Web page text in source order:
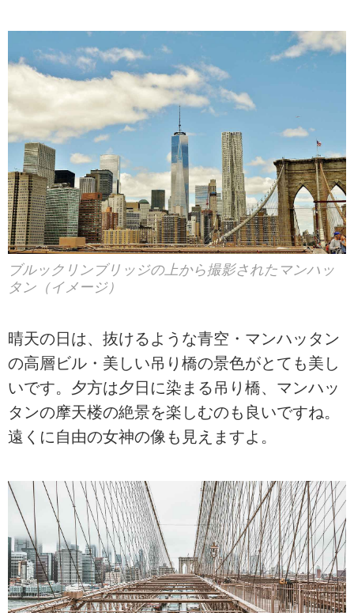
ブルックリンブリッジの上から撮影されたマンハッ
タン（イメージ）
晴天の日は、抜けるような青空・マンハッタン
の高層ビル・美しい吊り橋の景色がとても美し
いです。夕方は夕日に染まる吊り橋、マンハッ
タンの摩天楼の絶景を楽しむのも良いですね。
遠くに自由の女神の像も見えますよ。